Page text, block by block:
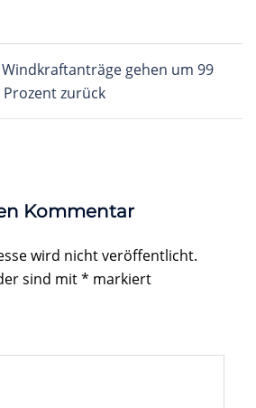
Windkraftanträge gehen um 99
Prozent zurück
Kommentar
wird nicht veröffentlicht.
sind mit* markiert